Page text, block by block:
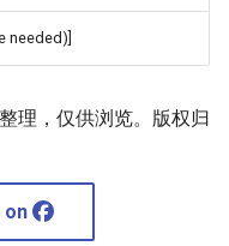
needed)]
理，仅供浏览。版权归
on